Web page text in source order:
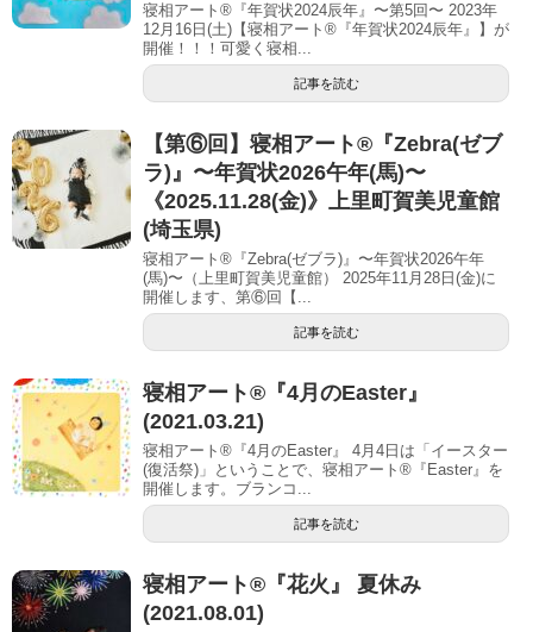
寝相アート®『年賀状2024辰年』〜第5回〜 2023年
12月16日(土)【寝相アート®︎『年賀状2024辰年』】が
開催！！！可愛く寝相...
記事を読む
【第⑥回】寝相アート®︎『Zebra(ゼブ
ラ)』〜年賀状2026午年(馬)〜
《2025.11.28(金)》上里町賀美児童館
(埼玉県)
寝相アート®『Zebra(ゼブラ)』〜年賀状2026午年
(馬)〜（上里町賀美児童館） 2025年11月28日(金)に
開催します、第⑥回【...
記事を読む
寝相アート®『4月のEaster』
(2021.03.21)
寝相アート®『4月のEaster』 4月4日は「イースター
(復活祭)」ということで、寝相アート®︎『Easter』を
開催します。ブランコ...
記事を読む
寝相アート®︎『花火』 夏休み
(2021.08.01)